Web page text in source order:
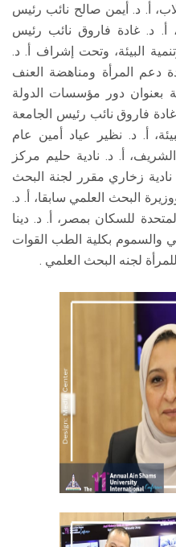
أ. د. أيمن صالح نائب رئيس
أ. د. غادة فاروق نائب رئيس
البيئة، وتحت إشراف أ. د.
دعم المرأة ومناهضة العنف
دور مؤسسات الدولة
غادة فاروق نائب رئيس الجامعة
أ. د. نظير عياد أمين عام
أ. د. نادية حليم مركز
نادية زخاري مقرر لجنة البحث
البحث العلمي سابقا، أ. د.
للسكان بمصر، أ. د. دينا
بكلية الطب القوات
لجنه البحث العلمي .